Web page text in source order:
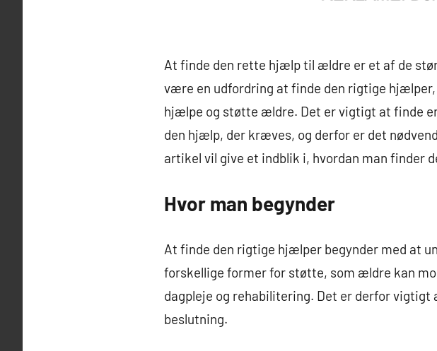
At finde den rette hjælp til ældre er et af de
være en udfordring at finde den rigtige
hjælpe og støtte ældre. Det er vigtigt at finde
den hjælp, der kræves, og derfor er det
artikel vil give et indblik i, hvordan man finder
Hvor man begynder
At finde den rigtige hjælper begynder med at
forskellige former for støtte, som ældre kan
dagpleje og rehabilitering. Det er derfor
beslutning.